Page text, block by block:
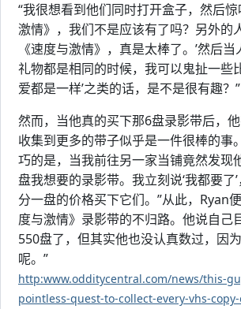
“我很想看到他们同时打开盒子，然后惊
激情》，我们不是应该有了吗？另外的
《速度与激情》，真是太棒了。’然后
礼物都是相同的时候，我可以鬼扯一些
爱都是一样’之类的话，是不是很有趣？
然而，当他真的买下那6盘录影带后，
收集到更多的带子似乎是一件很棒的事
巧的是，当我前往另一家当铺竟然发现
盘我想要的录影带。我立刻说‘我都要了
分一盘的价格买下它们。”从此，Ryan
度与激情》录影带的不归路。他说自己
550盘了，但其实他也没认真数过，因
呢。”
http:www.odditycentral.com/news/this-
pointless-quest-to-collect-every-vhs-